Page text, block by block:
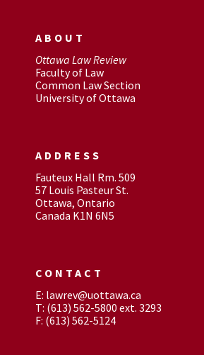
ABOUT
Ottawa Law Review
Faculty of Law
Common Law Section
University of Ottawa
ADDRESS
Fauteux Hall Rm. 509
57 Louis Pasteur St.
Ottawa, Ontario
Canada K1N 6N5
CONTACT
E: lawrev@uottawa.ca
T: (613) 562-5800 ext. 3293
F: (613) 562-5124